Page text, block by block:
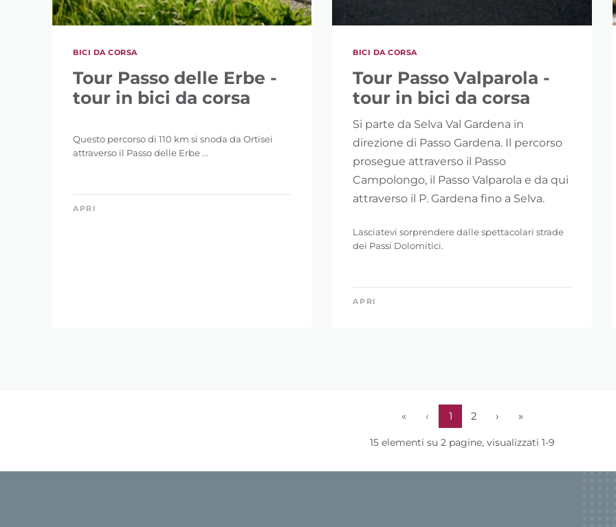
BICI DA CORSA
Tour Passo delle Erbe -
tour in bici da corsa
Questo percorso di 110 km si snoda da Ortisei
attraverso il Passo delle Erbe ...
APRI
BICI DA CORSA
Tour Passo Valparola -
tour in bici da corsa
Si parte da Selva Val Gardena in
direzione di Passo Gardena. Il percorso
prosegue attraverso il Passo
Campolongo, il Passo Valparola e da qui
attraverso il P. Gardena fino a Selva.
Lasciatevi sorprendere dalle spettacolari strade
dei Passi Dolomitici.
APRI
« ‹ 1 2 › »
15 elementi su 2 pagine, visualizzati 1-9